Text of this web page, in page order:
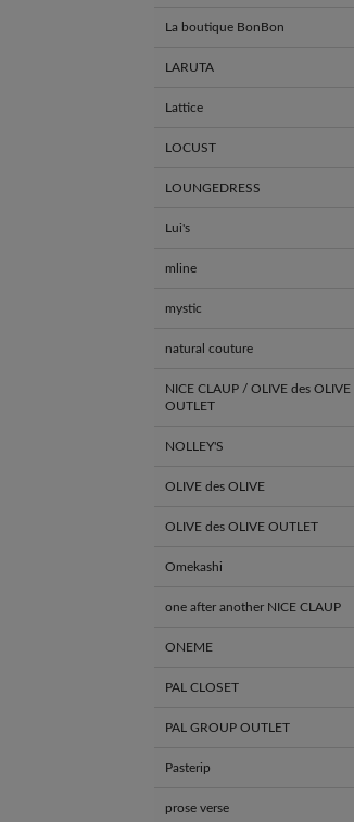
La boutique BonBon
LARUTA
Lattice
LOCUST
LOUNGEDRESS
Lui's
mline
mystic
natural couture
NICE CLAUP / OLIVE des OLIVE
OUTLET
NOLLEY'S
OLIVE des OLIVE
OLIVE des OLIVE OUTLET
Omekashi
one after another NICE CLAUP
ONEME
PAL CLOSET
PAL GROUP OUTLET
Pasterip
prose verse